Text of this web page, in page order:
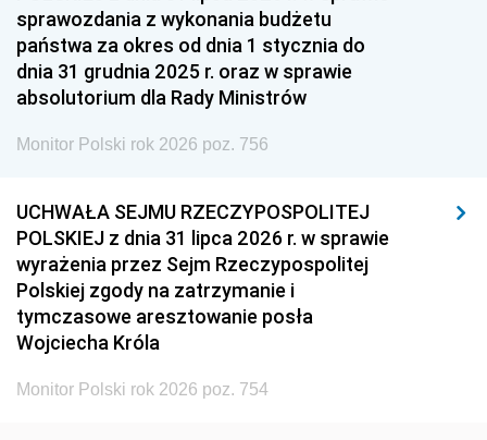
1936 1930
sprawozdania z wykonania budżetu
państwa za okres od dnia 1 stycznia do
dnia 31 grudnia 2025 r. oraz w sprawie
absolutorium dla Rady Ministrów
Monitor Polski rok 2026 poz. 756
UCHWAŁA SEJMU RZECZYPOSPOLITEJ
POLSKIEJ z dnia 31 lipca 2026 r. w sprawie
wyrażenia przez Sejm Rzeczypospolitej
Polskiej zgody na zatrzymanie i
tymczasowe aresztowanie posła
Wojciecha Króla
Monitor Polski rok 2026 poz. 754